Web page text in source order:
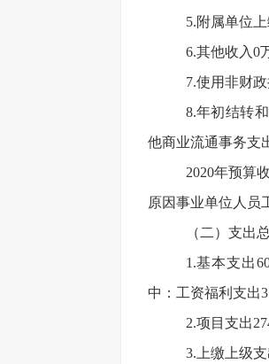
5.附属单位
6.其他收入0
7.使用非财
8.年初结转
他商业流通事务支
2020年预算
原因事业单位人员
（二）支出
1.基本支出
中：工资福利支出
2.项目支出
3.上缴上级